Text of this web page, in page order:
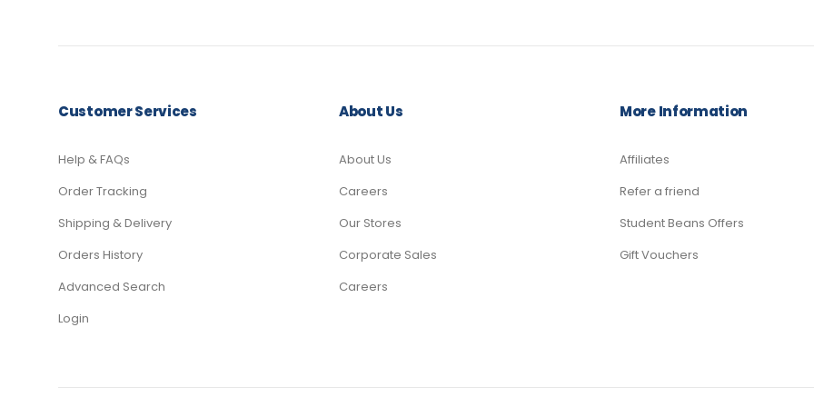
Customer Services
Help & FAQs
Order Tracking
Shipping & Delivery
Orders History
Advanced Search
Login
About Us
About Us
Careers
Our Stores
Corporate Sales
Careers
More Information
Affiliates
Refer a friend
Student Beans Offers
Gift Vouchers